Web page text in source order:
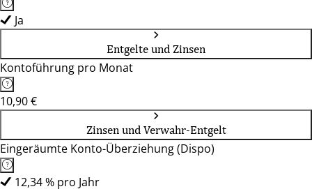
Ja
Entgelte und Zinsen
Kontoführung pro Monat
10,90 €
Zinsen und Verwahr-Entgelt
Eingeräumte Konto-Überziehung (Dispo)
12,34 % pro Jahr